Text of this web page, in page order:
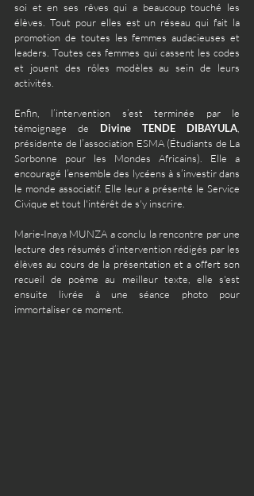
soi et en ses rêves qui a beaucoup touché les
élèves. Tout pour elles est un réseau qui fait la
promotion de toutes les femmes audacieuses et
leaders. Toutes ces femmes qui cassent les codes
et jouent des rôles modèles au sein de leurs
activités.
Enfin, l’intervention s’est terminée par le
témoignage de Divine TENDE DIBAYULA,
présidente de l’association ESMA (Étudiants de La
Sorbonne pour les Mondes Africains). Elle a
encouragé l’ensemble des lycéens à s’investir dans
le monde associatif. Elle leur a présenté le Service
Civique et tout l'intérêt de s'y inscrire.
Marie-Inaya MUNZA a conclu la rencontre par une
lecture des résumés d’intervention rédigés par les
élèves au cours de la présentation et a offert son
recueil de poème au meilleur texte, elle s'est
ensuite livrée à une séance photo pour
immortaliser ce moment.